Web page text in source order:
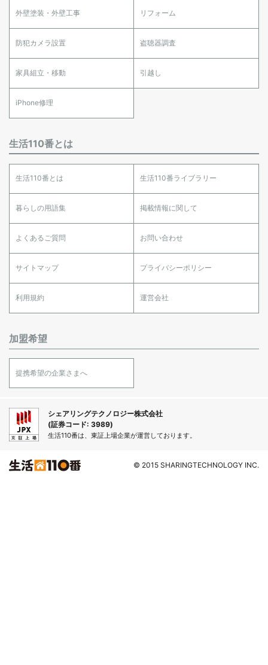
外壁塗装・外壁工事 リフォーム
防犯カメラ設置 盗聴器調査
家具組立・移動 引越し
iPhone修理
生活110番とは
生活110番とは 生活110番ライブラリー
暮らしの用語集 掲載情報に関して
よくあるご質問 お問い合わせ
サイトマップ プライバシーポリシー
利用規約 運営会社
加盟希望
提携希望の企業さまへ
シェアリングテクノロジー株式会社
(証券コード: 3989)
生活110番は、東証上場企業が運営しております。
© 2015 SHARINGTECHNOLOGY INC.